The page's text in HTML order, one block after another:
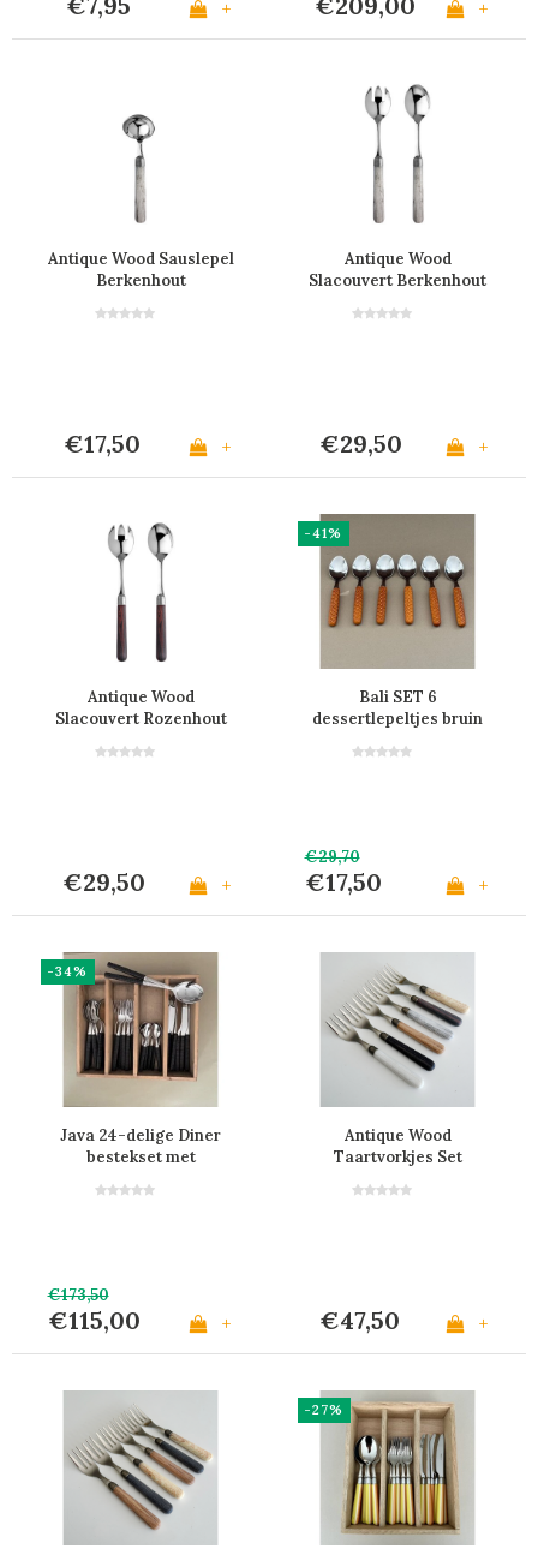
+ +
Antique Wood Sauslepel
Berkenhout
€17,50 +
Antique Wood
Slacouvert Berkenhout
€29,50 +
Antique Wood
Slacouvert Rozenhout
€29,50 +
-41%
Bali SET 6
dessertlepeltjes bruin
€29,70
€17,50 +
-34%
Java 24-delige Diner
bestekset met
kist, Zwart
€173,50
€115,00 +
Antique Wood
Taartvorkjes Set
Personen
€47,50 +
-27%